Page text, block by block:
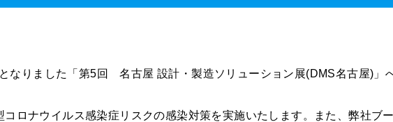
なりました「第5回 名古屋 設計・製造ソリューション展(DMS名古屋)」
ロナウイルス感染症リスクの感染対策を実施いたします。また、弊社ブ